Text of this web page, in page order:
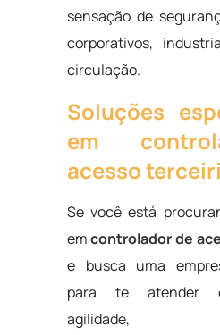
sensação de
corporativos,
circulação.
Soluções
em
acesso
Se você está
emcontrolador de
e busca uma
para te atender
agilidade,